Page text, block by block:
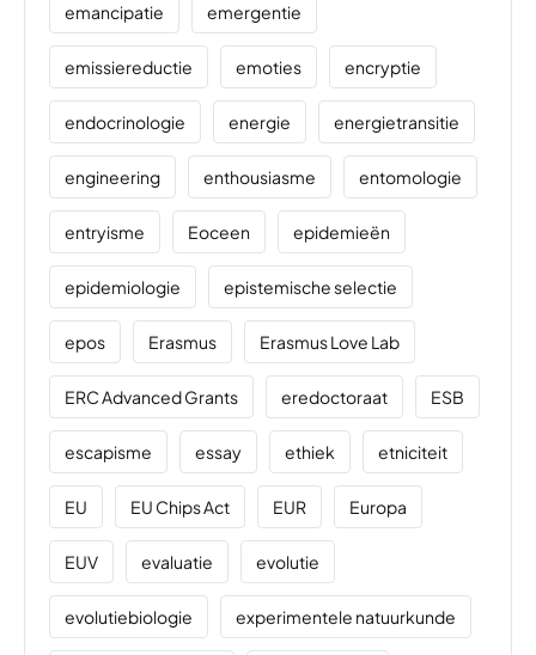
emancipatie emergentie
emissiereductie emoties encryptie
endocrinologie energie energietransitie
engineering enthousiasme entomologie
entryisme Eoceen epidemieën
epidemiologie epistemische selectie
epos Erasmus Erasmus Love Lab
ERC Advanced Grants eredoctoraat ESB
escapisme essay ethiek etniciteit
EU EU Chips Act EUR Europa
EUV evaluatie evolutie
evolutiebiologie experimentele natuurkunde